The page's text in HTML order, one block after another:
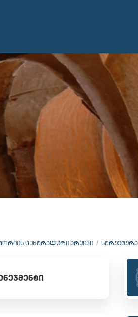
ᲪᲔᲜᲢᲠᲐᲚᲣᲠᲘ ᲐᲠᲥᲘᲕᲘ ᲡᲢᲠᲣᲥᲢᲣᲠᲐ